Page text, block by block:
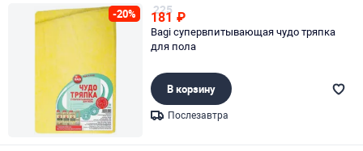
-20% 225
181 ₽
Bagi супервпитывающая чудо тряпка
для пола
В корзину
Послезавтра